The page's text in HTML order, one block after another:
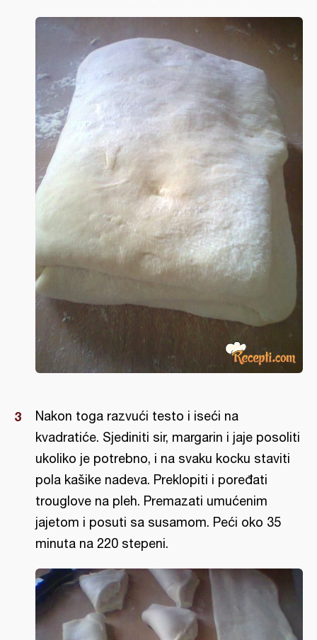
Nakon toga razvući testo i iseći na
kvadratiće. Sjediniti sir, margarin i jaje posoliti
ukoliko je potrebno, i na svaku kocku staviti
pola kašike nadeva. Preklopiti i poređati
trouglove na pleh. Premazati umućenim
jajetom i posuti sa susamom. Peći oko 35
minuta na 220 stepeni.